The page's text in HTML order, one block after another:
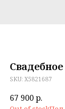
SKU: X5821687
67 900р.